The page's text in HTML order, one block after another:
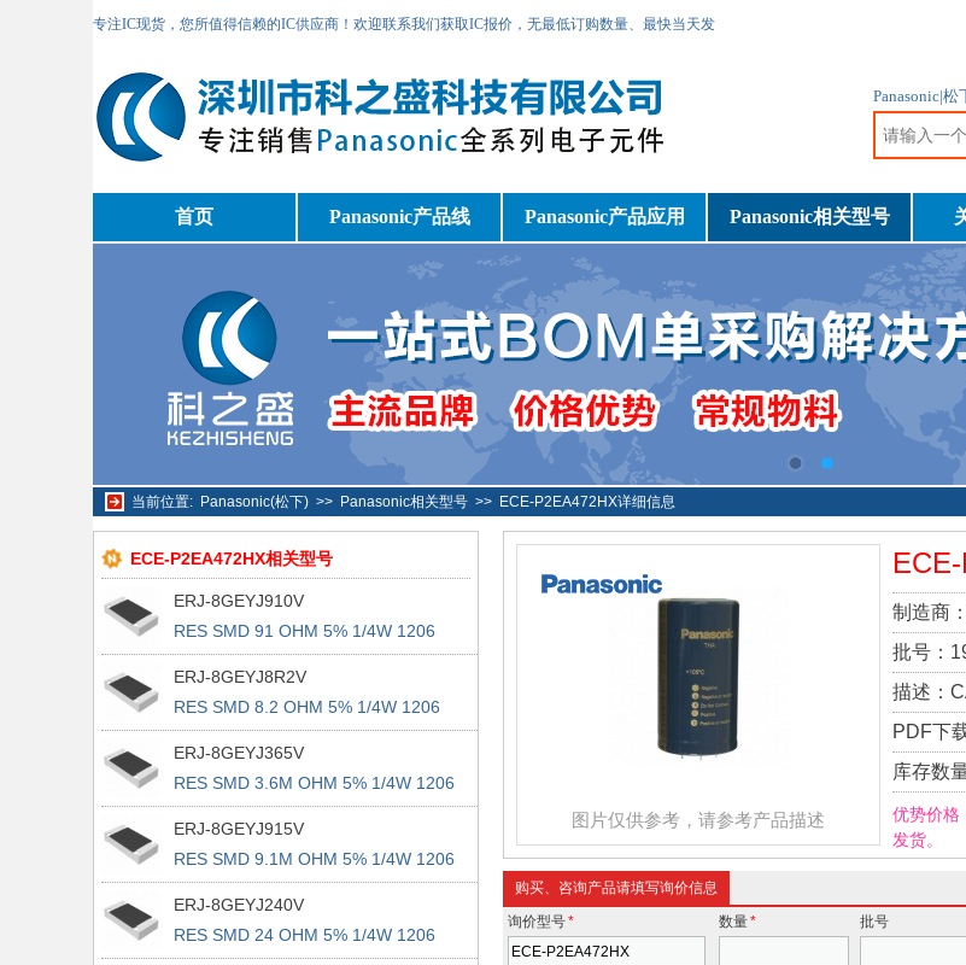
专注IC现货，您所值得信赖的IC供应商！欢迎联系我们获取IC报价，无最低订购数量、最快当天发
Panasonic|
首页 Panasonic产品线 Panasonic产品应用 Panasonic相关型号
当前位置: Panasonic(松下) >> Panasonic相关型号 >> ECE-P2EA472HX详细信息
ECE-P2EA472HX相关型号
ERJ-8GEYJ910V
RES SMD 91 OHM 5% 1/4W 1206
ERJ-8GEYJ8R2V
RES SMD 8.2 OHM 5% 1/4W 1206
ERJ-8GEYJ365V
RES SMD 3.6M OHM 5% 1/4W 1206
ERJ-8GEYJ915V
RES SMD 9.1M OHM 5% 1/4W 1206
ERJ-8GEYJ240V
RES SMD 24 OHM 5% 1/4W 1206
图片仅供参考，请参考产品描述
制造商：
批号：
描述：
PDF下
库存数
优势价格
发货。
购买、咨询产品请填写询价信息
询价型号* 数量* 批号